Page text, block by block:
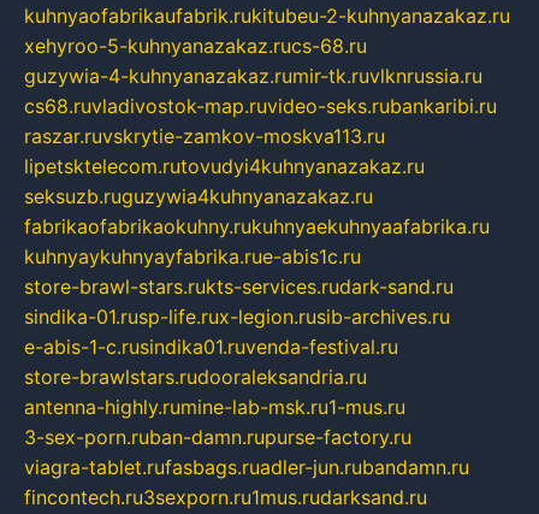
kuhnyaofabrikaufabrik.rukitubeu-2-kuhnyanazakaz.ru
xehyroo-5-kuhnyanazakaz.rucs-68.ru
guzywia-4-kuhnyanazakaz.rumir-tk.ruvlknrussia.ru
cs68.ruvladivostok-map.ruvideo-seks.rubankaribi.ru
raszar.ruvskrytie-zamkov-moskva113.ru
lipetsktelecom.rutovudyi4kuhnyanazakaz.ru
seksuzb.ruguzywia4kuhnyanazakaz.ru
fabrikaofabrikaokuhny.rukuhnyaekuhnyaafabrika.ru
kuhnyaykuhnyayfabrika.rue-abis1c.ru
store-brawl-stars.rukts-services.rudark-sand.ru
sindika-01.rusp-life.rux-legion.rusib-archives.ru
e-abis-1-c.rusindika01.ruvenda-festival.ru
store-brawlstars.rudooraleksandria.ru
antenna-highly.rumine-lab-msk.ru1-mus.ru
3-sex-porn.ruban-damn.rupurse-factory.ru
viagra-tablet.rufasbags.ruadler-jun.rubandamn.ru
fincontech.ru3sexporn.ru1mus.rudarksand.ru